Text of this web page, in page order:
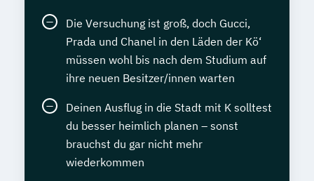
Die Versuchung ist groß, doch Gucci,
Prada und Chanel in den Läden der Kö‘
müssen wohl bis nach dem Studium auf
ihre neuen Besitzer/innen warten
Deinen Ausflug in die Stadt mit K solltest
du besser heimlich planen – sonst
brauchst du gar nicht mehr
wiederkommen